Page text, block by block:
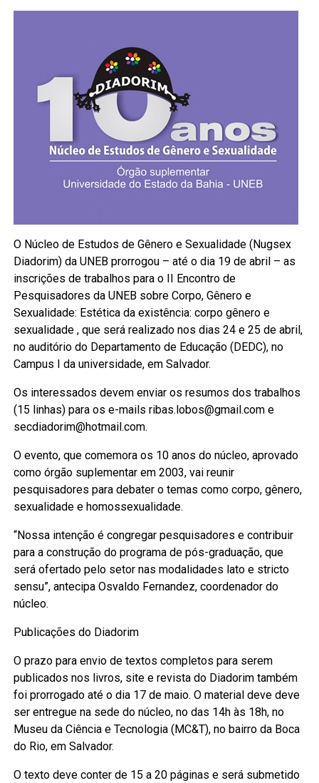
O Núcleo de Estudos de Gênero e Sexualidade (Nugsex
Diadorim) da UNEB prorrogou – até o dia 19 de abril – as
inscrições de trabalhos para o II Encontro de
Pesquisadores da UNEB sobre Corpo, Gênero e
Sexualidade: Estética da existência: corpo gênero e
sexualidade , que será realizado nos dias 24 e 25 de abril,
no auditório do Departamento de Educação (DEDC), no
Campus I da universidade, em Salvador.
Os interessados devem enviar os resumos dos trabalhos
(15 linhas) para os e-mails ribas.lobos@gmail.com e
secdiadorim@hotmail.com.
O evento, que comemora os 10 anos do núcleo, aprovado
como órgão suplementar em 2003, vai reunir
pesquisadores para debater o temas como corpo, gênero,
sexualidade e homossexualidade.
“Nossa intenção é congregar pesquisadores e contribuir
para a construção do programa de pós-graduação, que
será ofertado pelo setor nas modalidades lato e stricto
sensu”, antecipa Osvaldo Fernandez, coordenador do
núcleo.
Publicações do Diadorim
O prazo para envio de textos completos para serem
publicados nos livros, site e revista do Diadorim também
foi prorrogado até o dia 17 de maio. O material deve deve
ser entregue na sede do núcleo, no das 14h às 18h, no
Museu da Ciência e Tecnologia (MC&T), no bairro da Boca
do Rio, em Salvador.
O texto deve conter de 15 a 20 páginas e será submetido